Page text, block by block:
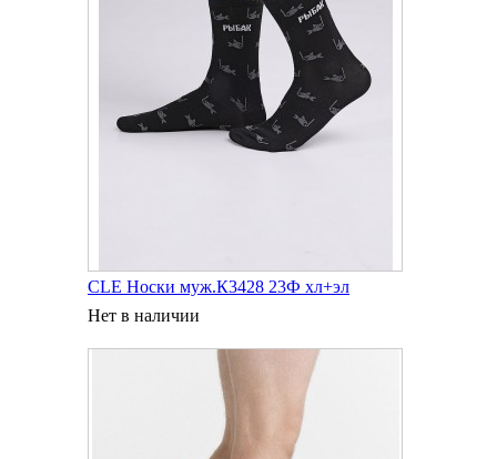
CLE Носки муж.К3428 23Ф хл+эл
Нет в наличии